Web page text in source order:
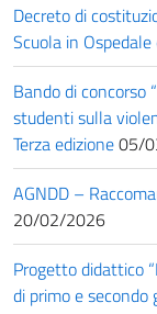
Decreto di
Scuola in
Bando di concorso
studenti sulla
Terza edizione05/
AGNDD –
20/02/2026
Progetto didattico
di primo e secondo